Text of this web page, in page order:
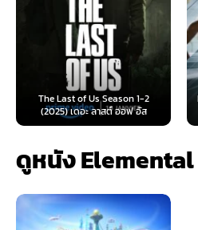
The Last of Us Season 1-2
(2025) เดอะ ลาสต์ ออฟ อัส
ดูหนัง